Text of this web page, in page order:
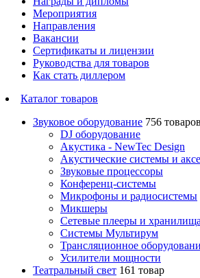
Мероприятия
Направления
Вакансии
Сертификаты и лицензии
Руководства для товаров
Как стать диллером
Каталог товаров
Звуковое оборудование 756 товаров
DJ оборудование
Акустика - NewTec Design
Акустические системы и
Звуковые процессоры
Конференц-системы
Микрофоны и радиосистемы
Микшеры
Сетевые плееры и
Системы Мультирум
Трансляционное
Усилители мощности
Театральный свет 161 товар